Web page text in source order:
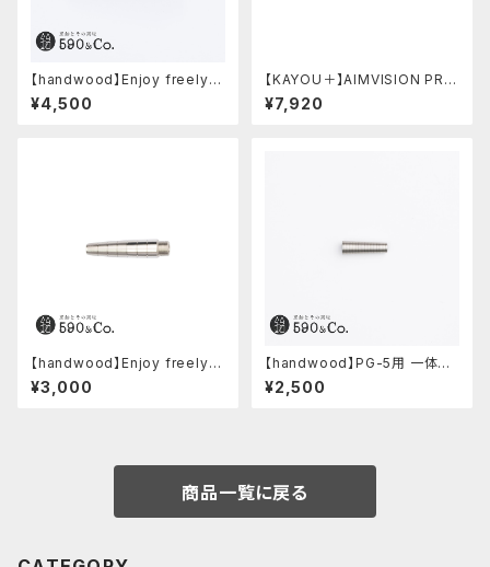
【handwood】Enjoy freely
前軸・ディンプル(ジュラルミン)
¥4,500
【KAYOU＋】AIMVISION PR
O/エイムビジョンプロ (スノー
ホワイト)
¥7,920
【handwood】Enjoy freely
前軸 (ステンレス)
¥3,000
【handwood】PG-5用 一体型
ノック部カバー (グルーブ/ステン
レス)
¥2,500
商品一覧に戻る